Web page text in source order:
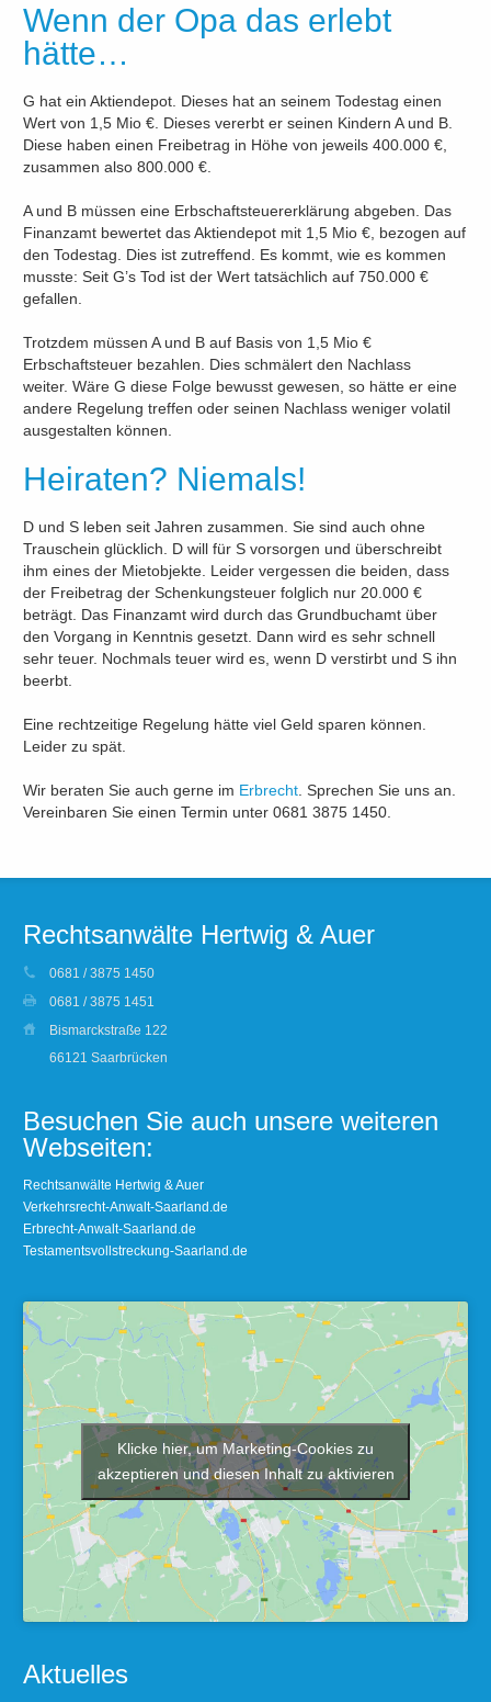
Wenn der Opa das erlebt
hätte…
G hat ein Aktiendepot. Dieses hat an seinem Todestag einen
Wert von 1,5 Mio €. Dieses vererbt er seinen Kindern A und B.
Diese haben einen Freibetrag in Höhe von jeweils 400.000 €,
zusammen also 800.000 €.
A und B müssen eine Erbschaftsteuererklärung abgeben. Das
Finanzamt bewertet das Aktiendepot mit 1,5 Mio €, bezogen auf
den Todestag. Dies ist zutreffend. Es kommt, wie es kommen
musste: Seit G’s Tod ist der Wert tatsächlich auf 750.000 €
gefallen.
Trotzdem müssen A und B auf Basis von 1,5 Mio €
Erbschaftsteuer bezahlen. Dies schmälert den Nachlass
weiter. Wäre G diese Folge bewusst gewesen, so hätte er eine
andere Regelung treffen oder seinen Nachlass weniger volatil
ausgestalten können.
Heiraten? Niemals!
D und S leben seit Jahren zusammen. Sie sind auch ohne
Trauschein glücklich. D will für S vorsorgen und überschreibt
ihm eines der Mietobjekte. Leider vergessen die beiden, dass
der Freibetrag der Schenkungsteuer folglich nur 20.000 €
beträgt. Das Finanzamt wird durch das Grundbuchamt über
den Vorgang in Kenntnis gesetzt. Dann wird es sehr schnell
sehr teuer. Nochmals teuer wird es, wenn D verstirbt und S ihn
beerbt.
Eine rechtzeitige Regelung hätte viel Geld sparen können.
Leider zu spät.
Wir beraten Sie auch gerne im Erbrecht . Sprechen Sie uns an.
Vereinbaren Sie einen Termin unter 0681 3875 1450.
Rechtsanwälte Hertwig & Auer
0681 / 3875 1450
0681 / 3875 1451
Bismarckstraße 122
66121 Saarbrücken
Besuchen Sie auch unsere weiteren
Webseiten:
Rechtsanwälte Hertwig & Auer
Verkehrsrecht-Anwalt-Saarland.de
Erbrecht-Anwalt-Saarland.de
Testamentsvollstreckung-Saarland.de
Klicke hier, um Marketing-Cookies zu
akzeptieren und diesen Inhalt zu aktivieren
Aktuelles